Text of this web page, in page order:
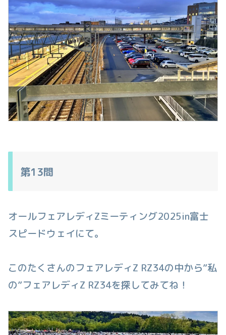
第13問
オールフェアレディZミーティング2025in富士
スピードウェイにて。
このたくさんのフェアレディZ RZ34の中から”私
の”フェアレディZ RZ34を探してみてね！